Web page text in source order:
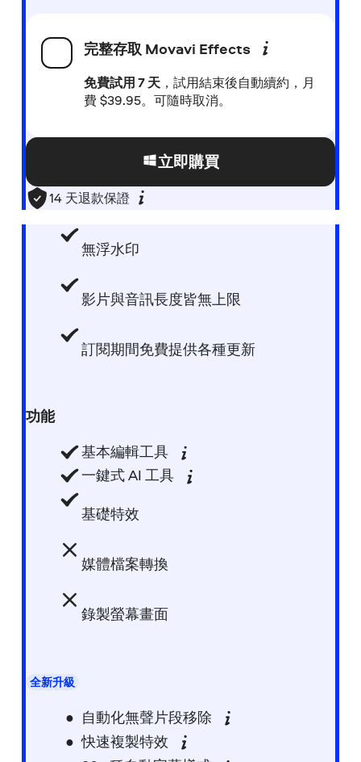
完整存取 Movavi Effects
免費試用 7 天 ，試用結束後自動續約，月
費$39.95。可隨時取消。
立即購買
14 天退款保證
無浮水印
影片與音訊長度皆無上限
訂閱期間免費提供各種更新
功能
基本編輯工具
一鍵式 AI 工具
基礎特效
媒體檔案轉換
錄製螢幕畫面
全新升級
自動化無聲片段移除
快速複製特效